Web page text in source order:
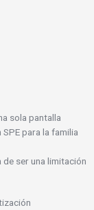
sola pantalla
para la familia
ser una limitación